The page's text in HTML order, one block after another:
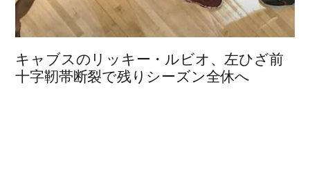
キャブスのリッキー・ルビオ、左ひざ前
十字靭帯断裂で残りシーズン全休へ